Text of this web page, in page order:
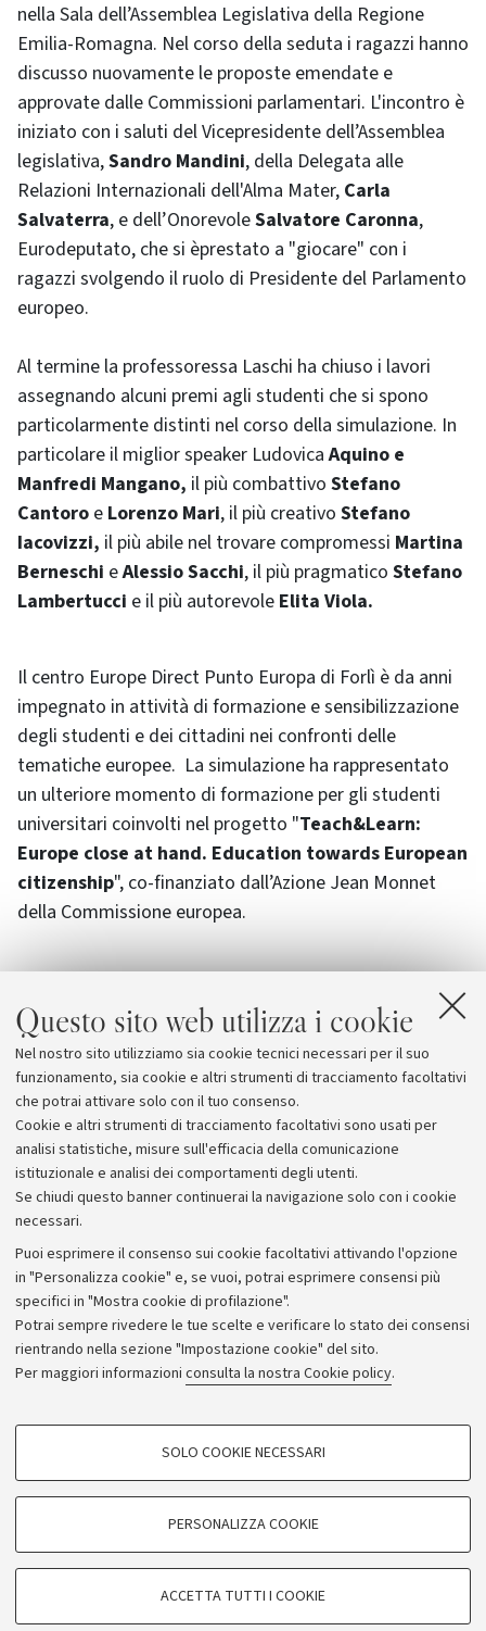
Questo sito web utilizza i cookie
Nel nostro sito utilizziamo sia cookie tecnici necessari per il suo
funzionamento, sia cookie e altri strumenti di tracciamento facoltativi
che potrai attivare solo con il tuo consenso.
Cookie e altri strumenti di tracciamento facoltativi sono usati per
analisi statistiche, misure sull'efficacia della comunicazione
istituzionale e analisi dei comportamenti degli utenti.
Se chiudi questo banner continuerai la navigazione solo con i cookie
necessari.
Puoi esprimere il consenso sui cookie facoltativi attivando l'opzione
in "Personalizza cookie" e, se vuoi, potrai esprimere consensi più
specifici in "Mostra cookie di profilazione".
Potrai sempre rivedere le tue scelte e verificare lo stato dei consensi
rientrando nella sezione "Impostazione cookie" del sito.
Per maggiori informazioni consulta la nostra Cookie policy.
COOKIE DI PROFILAZIONE - FACOLTATIVI
COOKIE TECNICI - NECESSARI
SOLO COOKIE NECESSARI
PERSONALIZZA COOKIE
ACCETTA TUTTI I COOKIE
nella Sala dell’Assemblea Legislativa della Regione
Emilia-Romagna. Nel corso della seduta i ragazzi hanno
discusso nuovamente le proposte emendate e
approvate dalle Commissioni parlamentari. L'incontro è
iniziato con i saluti del Vicepresidente dell’Assemblea
legislativa,Sandro Mandini, della Delegata alle
Relazioni Internazionali dell'Alma Mater, Carla
Salvaterra, e dell’OnorevoleSalvatore Caronna,
Eurodeputato, che si èprestato a "giocare" con i
ragazzi svolgendo il ruolo di Presidente del Parlamento
europeo.
Al termine la professoressa Laschi ha chiuso i lavori
assegnando alcuni premi agli studenti che si spono
particolarmente distinti nel corso della simulazione. In
particolare il miglior speaker LudovicaAquino e
Manfredi Mangano, il più combattivo Stefano
Cantoro e Lorenzo Mari, il più creativo Stefano
Iacovizzi, il più abile nel trovare compromessi Martina
Berneschi eAlessio Sacchi, il più pragmatico Stefano
Lambertucci e il più autorevole Elita Viola.
Il centro Europe Direct Punto Europa di Forlì è da anni
impegnato in attività di formazione e sensibilizzazione
degli studenti e dei cittadini nei confronti delle
tematiche europee. La simulazione ha rappresentato
un ulteriore momento di formazione per gli studenti
universitari coinvolti nel progetto "Teach&Learn:
Europe close at hand. Education towards European
citizenship", co-finanziato dall’Azione Jean Monnet
della Commissione europea.
Allegati
Punto Europa
Archivio
Comunicati stampa
Redazione
Rassegna stampa
© Copyright 2026 - ALMA MATER STUDIORUM - Università di
Bologna - Via Zamboni, 33 - 40126 Bologna - PI: 01131710376 -
CF: 80007010376